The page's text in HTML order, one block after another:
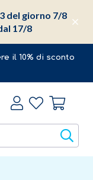
il 10% di sconto
del giorno 7/8
17/8